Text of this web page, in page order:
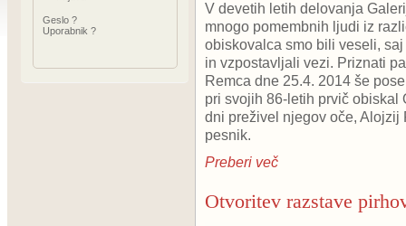
Geslo ?
Uporabnik ?
V devetih letih delovanja
mnogo pomembnih ljudi iz
obiskovalca smo bili veseli,
in vzpostavljali vezi. Priznati
Remca dne 25.4. 2014 še
pri svojih 86-letih prvič obiskal
dni preživel njegov oče, Alojzij
pesnik.
Preberi več
Otvoritev razstave